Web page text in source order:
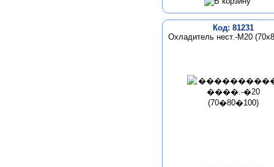
Код: 81231
Охладитель нест.-М20